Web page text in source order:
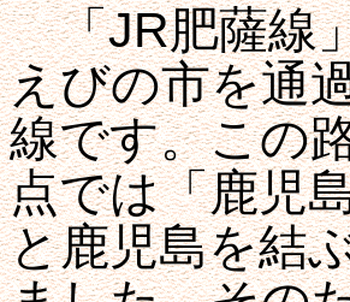
「JR肥薩線
えびの市を通
線です。この
点では「鹿児
と鹿児島を結